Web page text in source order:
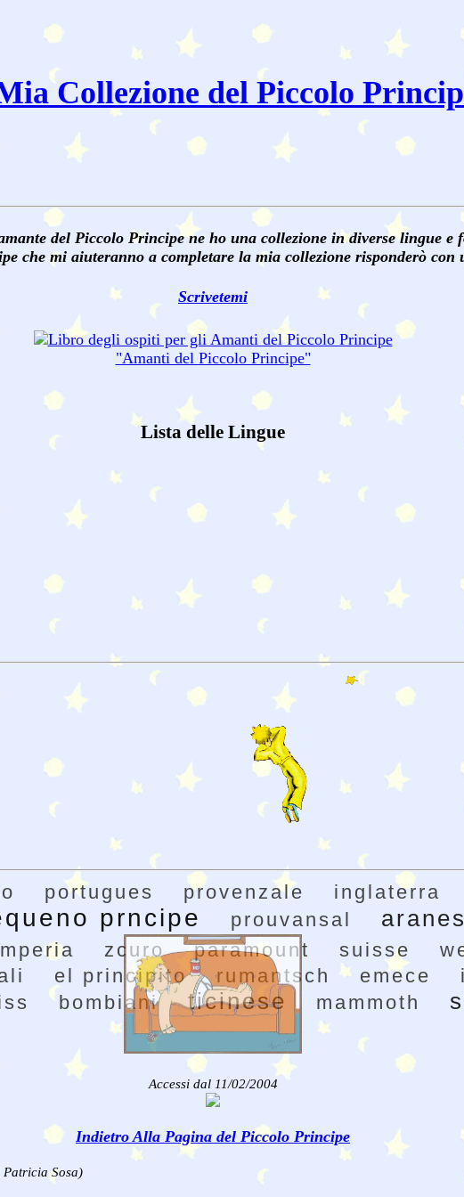
Collezione del Piccolo
del Piccolo Principe ne ho una collezione in diverse lingue e
che mi aiuteranno a completare la mia collezione risponderò
Scrivetemi
"Amanti del Piccolo Principe"
Lista delle Lingue
portugues provenzale inglaterra
prncipe prouvansal
zcuro paramount suisse
el principito rumantsch emece
bombiani ticinese mammoth
Accessi dal 11/02/2004
Indietro Alla Pagina del Piccolo Principe
Patricia Sosa)